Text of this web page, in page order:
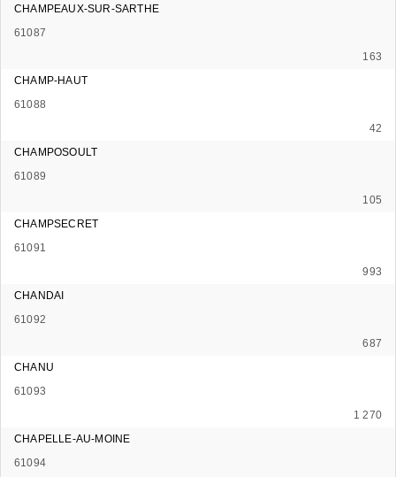
CHAMPEAUX-SUR-SARTHE
61087
163
CHAMP-HAUT
61088
42
CHAMPOSOULT
61089
105
CHAMPSECRET
61091
993
CHANDAI
61092
687
CHANU
61093
1 270
CHAPELLE-AU-MOINE
61094